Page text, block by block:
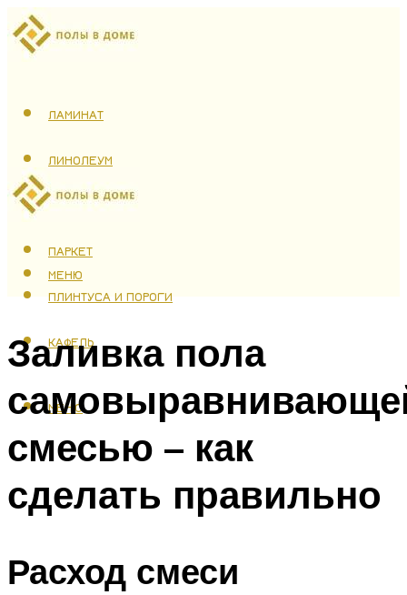
ЛАМИНАТ
ЛИНОЛЕУМ
ТЕПЛЫЙ ПОЛ
ПАРКЕТ
ПЛИНТУСА И ПОРОГИ
КАФЕЛЬ
МЕНЮ
МЕНЮ
Заливка пола
смесью – как
сделать правильно
Расход смеси